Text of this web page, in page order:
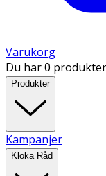
Varukorg
Du har 0
Produkter
Kampanjer
Kloka Råd